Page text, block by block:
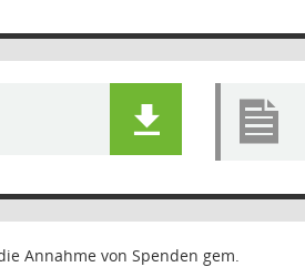
Annahme von Spenden gem.